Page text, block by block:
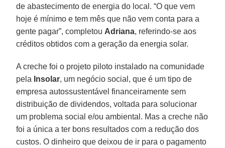
de abastecimento de energia do local. “O que vem
hoje é mínimo e tem mês que não vem conta para a
gente pagar”, completou Adriana, referindo-se aos
créditos obtidos com a geração da energia solar.
A creche foi o projeto piloto instalado na comunidade
pela Insolar, um negócio social, que é um tipo de
empresa autossustentável financeiramente sem
distribuição de dividendos, voltada para solucionar
um problema social e/ou ambiental. Mas a creche não
foi a única a ter bons resultados com a redução dos
custos. O dinheiro que deixou de ir para o pagamento